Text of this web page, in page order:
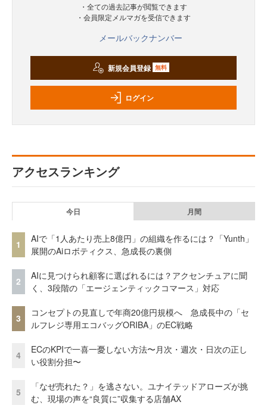
・全ての過去記事が閲覧できます
・会員限定メルマガを受信できます
メールバックナンバー
新規会員登録 無料
ログイン
アクセスランキング
今日 月間
1
AIで「1人あたり売上8億円」の組織を作るには？「Yunth」
展開のAiロボティクス、急成長の裏側
2
AIに見つけられ顧客に選ばれるには？アクセンチュアに聞
く、3段階の「エージェンティックコマース」対応
3
コンセプトの見直しで年商20億円規模へ 急成長中の「セ
ルフレジ専用エコバッグORIBA」のEC戦略
4
ECのKPIで一喜一憂しない方法〜月次・週次・日次の正し
い役割分担〜
5
「なぜ売れた？」を逃さない。ユナイテッドアローズが挑
む、現場の声を“良質に”収集する店舗AX